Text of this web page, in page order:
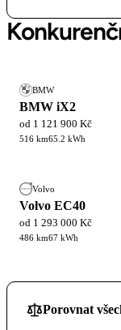
BMW
BMW iX2
od 1 121 900 Kč
516 km65.2 kWh
Volvo
Volvo EC40
od 1 293 000 Kč
486 km67 kWh
Porovnat